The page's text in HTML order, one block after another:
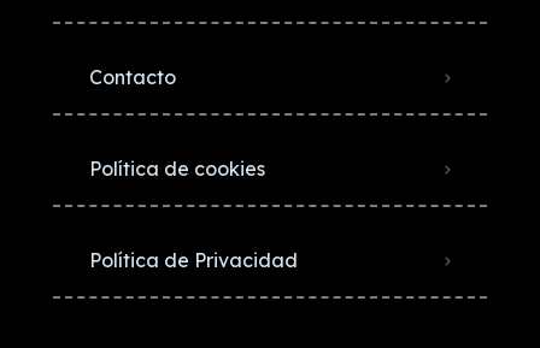
Contacto
Política de cookies
Política de Privacidad